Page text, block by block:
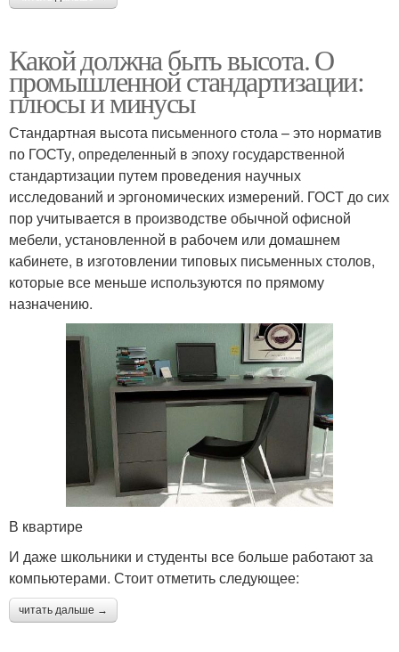
Какой должна быть высота. О
промышленной стандартизации:
плюсы и минусы
Стандартная высота письменного стола – это норматив
по ГОСТу, определенный в эпоху государственной
стандартизации путем проведения научных
исследований и эргономических измерений. ГОСТ до сих
пор учитывается в производстве обычной офисной
мебели, установленной в рабочем или домашнем
кабинете, в изготовлении типовых письменных столов,
которые все меньше используются по прямому
назначению.
В квартире
И даже школьники и студенты все больше работают за
компьютерами. Стоит отметить следующее:
читать дальше →